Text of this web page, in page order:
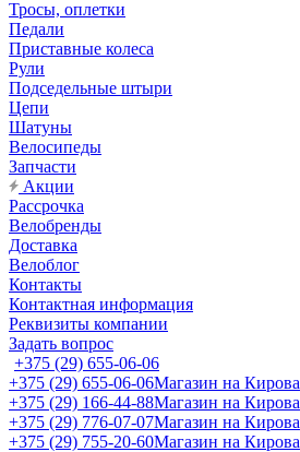
Тросы, оплетки
Педали
Приставные колеса
Рули
Подседельные штыри
Цепи
Шатуны
Велосипеды
Запчасти
Акции
Рассрочка
Велобренды
Доставка
Велоблог
Контакты
Контактная информация
Реквизиты компании
Задать вопрос
+375 (29) 655-06-06
+375 (29) 655-06-06Магазин на Кирова
+375 (29) 166-44-88Магазин на Кирова
+375 (29) 776-07-07Магазин на Кирова
+375 (29) 755-20-60Магазин на Кирова